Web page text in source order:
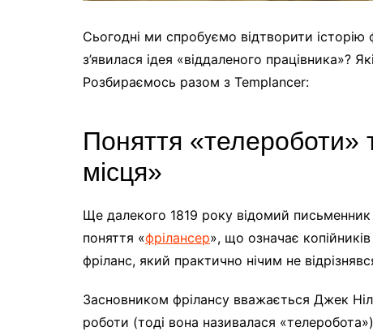
Сьогодні ми спробуємо відтворити історію
з’явилася ідея «віддаленого працівника»?
Розбираємось разом з Templancer:
Поняття «телероботи»
місця»
Ще далекого 1819 року відомий
поняття «фрілансер», що означає
фріланс, який практично нічим не
Засновником фрілансу вважається Джек
роботи (тоді вона називалася